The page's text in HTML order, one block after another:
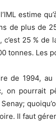
estime
de plus de
c’est 25 %
tonnes. Les
de 1994,
on pourrait
Il faut